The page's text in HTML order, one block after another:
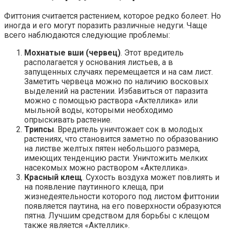
Фиттония считается растением, которое редко болеет. Но
иногда и его могут поразить различные недуги. Чаще
всего наблюдаются следующие проблемы:
Мохнатые вши (червец). Этот вредитель
располагается у основания листьев, а в
запущенных случаях перемещается и на сам лист.
Заметить червеца можно по наличию восковых
выделений на растении. Избавиться от паразита
можно с помощью раствора «Актеллика» или
мыльной воды, которыми необходимо
опрыскивать растение.
Трипсы. Вредитель уничтожает сок в молодых
растениях, что становится заметно по образованию
на листве желтых пятен небольшого размера,
имеющих тенденцию расти. Уничтожить мелких
насекомых можно раствором «Актеллика».
Красный клещ. Сухость воздуха может повлиять и
на появление паутинного клеща, при
жизнедеятельности которого под листом фиттонии
появляется паутина, на его поверхности образуются
пятна. Лучшим средством для борьбы с клещом
также является «Актеллик».